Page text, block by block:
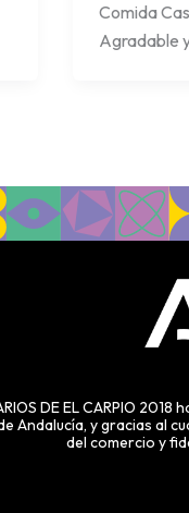
Comida
Agradable
DE EL
y gracias al
del comercio y